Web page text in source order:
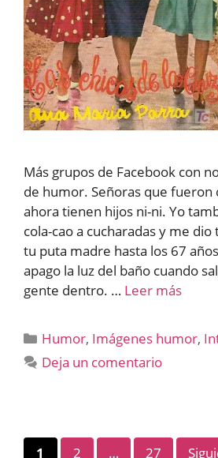
Más grupos de Facebook con
de humor. Señoras que fueron
ahora tienen hijos ni-ni. Yo
cola-cao a cucharadas y me dio
tu puta madre hasta los 67
apago la luz del baño cuando
gente dentro. … Leer más
Categorías
Humor, Imágenes humor,
Deja un comentario
Página
1 Página
2 … Página
27